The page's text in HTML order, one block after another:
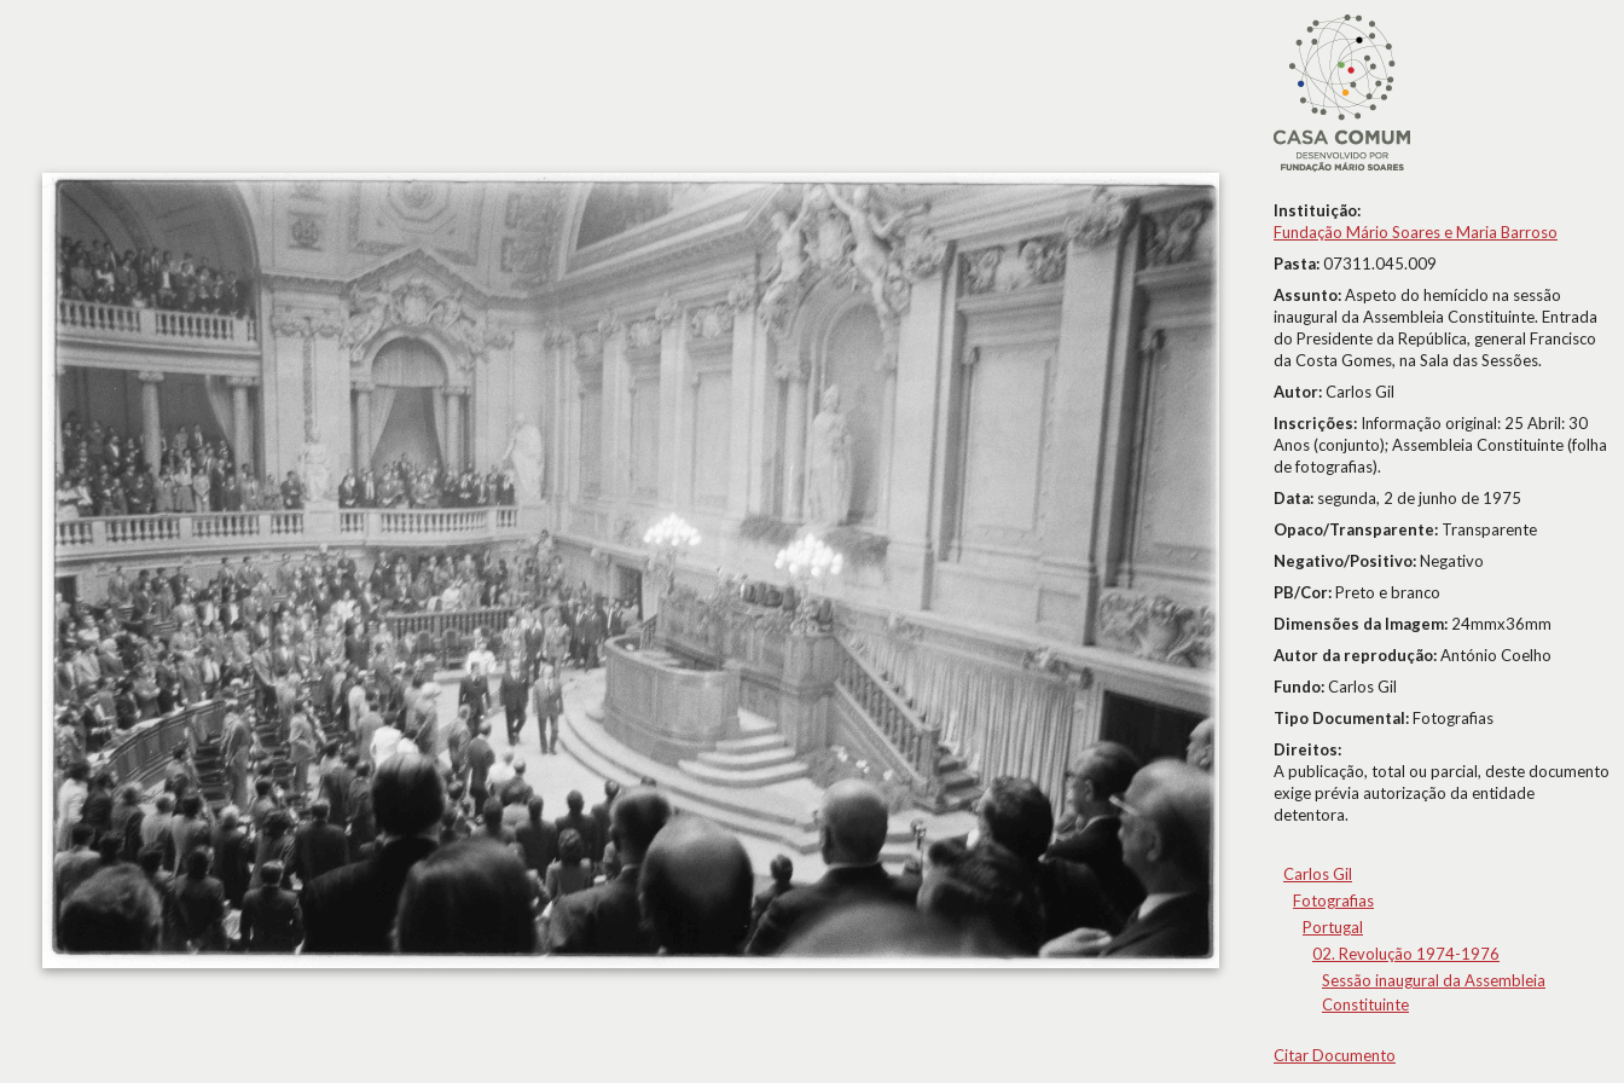
Instituição:
Fundação Mário Soares e Maria Barroso
Pasta:07311.045.009
Assunto:Aspeto do hemíciclo na sessão
inaugural da Assembleia Constituinte. Entrada
do Presidente da República, general Francisco
da Costa Gomes, na Sala das Sessões.
Autor:Carlos Gil
Inscrições: Informação original: 25 Abril: 30
Anos (conjunto); Assembleia Constituinte (folha
de fotografias).
Data: segunda, 2 de junho de 1975
Opaco/Transparente: Transparente
Negativo/Positivo:Negativo
PB/Cor:Preto e branco
Dimensões da Imagem: 24mmx36mm
Autor da reprodução:António Coelho
Fundo:Carlos Gil
Tipo Documental:Fotografias
Direitos:
A publicação, total ou parcial, deste documento
exige prévia autorização da entidade
detentora.
Carlos Gil
Fotografias
Portugal
02. Revolução 1974-1976
Sessão inaugural da Assembleia
Constituinte
Citar Documento